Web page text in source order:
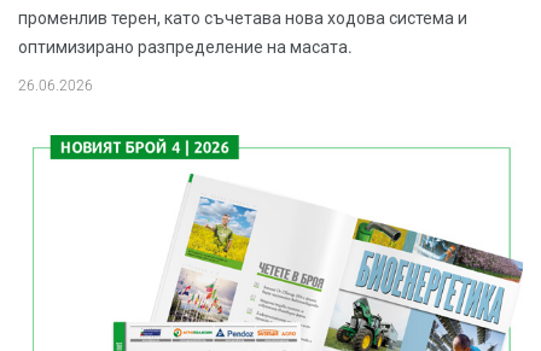
променлив терен, като съчетава нова ходова система и
оптимизирано разпределение на масата.
26.06.2026